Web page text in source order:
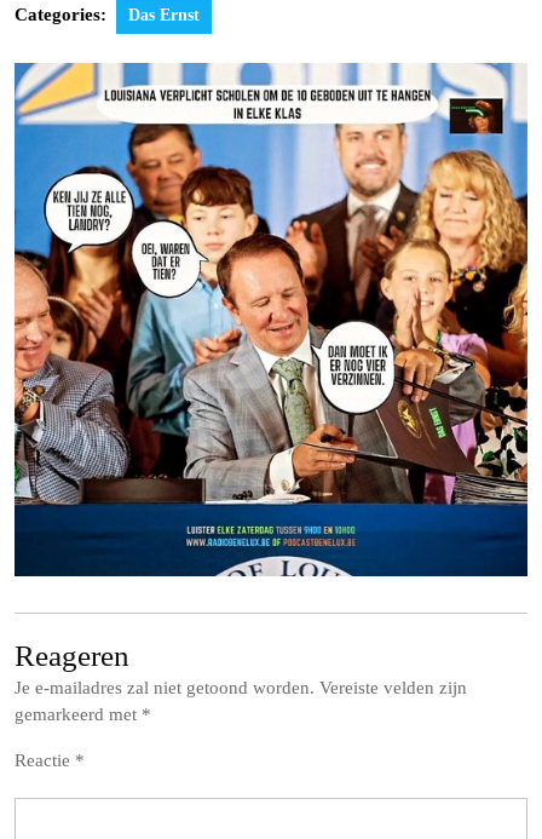
Categories: Das Ernst
Reageren
Je e-mailadres zal niet getoond worden. Vereiste velden zijn
gemarkeerd met *
Reactie *